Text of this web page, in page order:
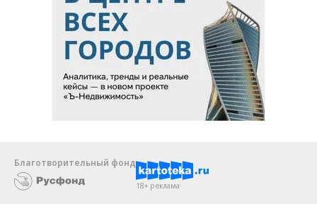
Благотворительный фонд
18+ реклама